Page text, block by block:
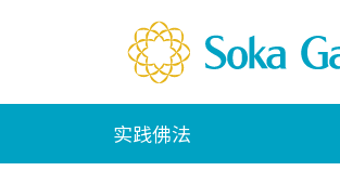
实践佛法